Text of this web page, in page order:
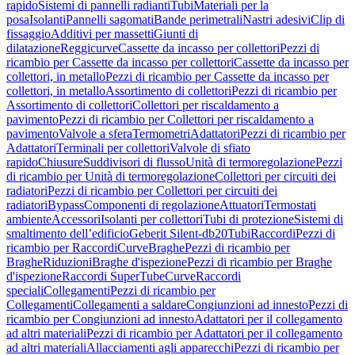
rapidoSistemi di pannelli radiantiTubiMateriali per la
posaIsolantiPannelli sagomatiBande perimetraliNastri adesiviClip di
fissaggioAdditivi per massettiGiunti di
dilatazioneReggicurveCassette da incasso per collettoriPezzi di
ricambio per Cassette da incasso per collettoriCassette da incasso per
collettori, in metalloPezzi di ricambio per Cassette da incasso per
collettori, in metalloAssortimento di collettoriPezzi di ricambio per
Assortimento di collettoriCollettori per riscaldamento a
pavimentoPezzi di ricambio per Collettori per riscaldamento a
pavimentoValvole a sferaTermometriAdattatoriPezzi di ricambio per
AdattatoriTerminali per collettoriValvole di sfiato
rapidoChiusureSuddivisori di flussoUnità di termoregolazionePezzi
di ricambio per Unità di termoregolazioneCollettori per circuiti dei
radiatoriPezzi di ricambio per Collettori per circuiti dei
radiatoriBypassComponenti di regolazioneAttuatoriTermostati
ambienteAccessoriIsolanti per collettoriTubi di protezioneSistemi di
smaltimento dell’edificioGeberit Silent-db20TubiRaccordiPezzi di
ricambio per RaccordiCurveBraghePezzi di ricambio per
BragheRiduzioniBraghe d'ispezionePezzi di ricambio per Braghe
d'ispezioneRaccordi SuperTubeCurveRaccordi
specialiCollegamentiPezzi di ricambio per
CollegamentiCollegamenti a saldareCongiunzioni ad innestoPezzi di
ricambio per Congiunzioni ad innestoAdattatori per il collegamento
ad altri materialiPezzi di ricambio per Adattatori per il collegamento
ad altri materialiAllacciamenti agli apparecchiPezzi di ricambio per